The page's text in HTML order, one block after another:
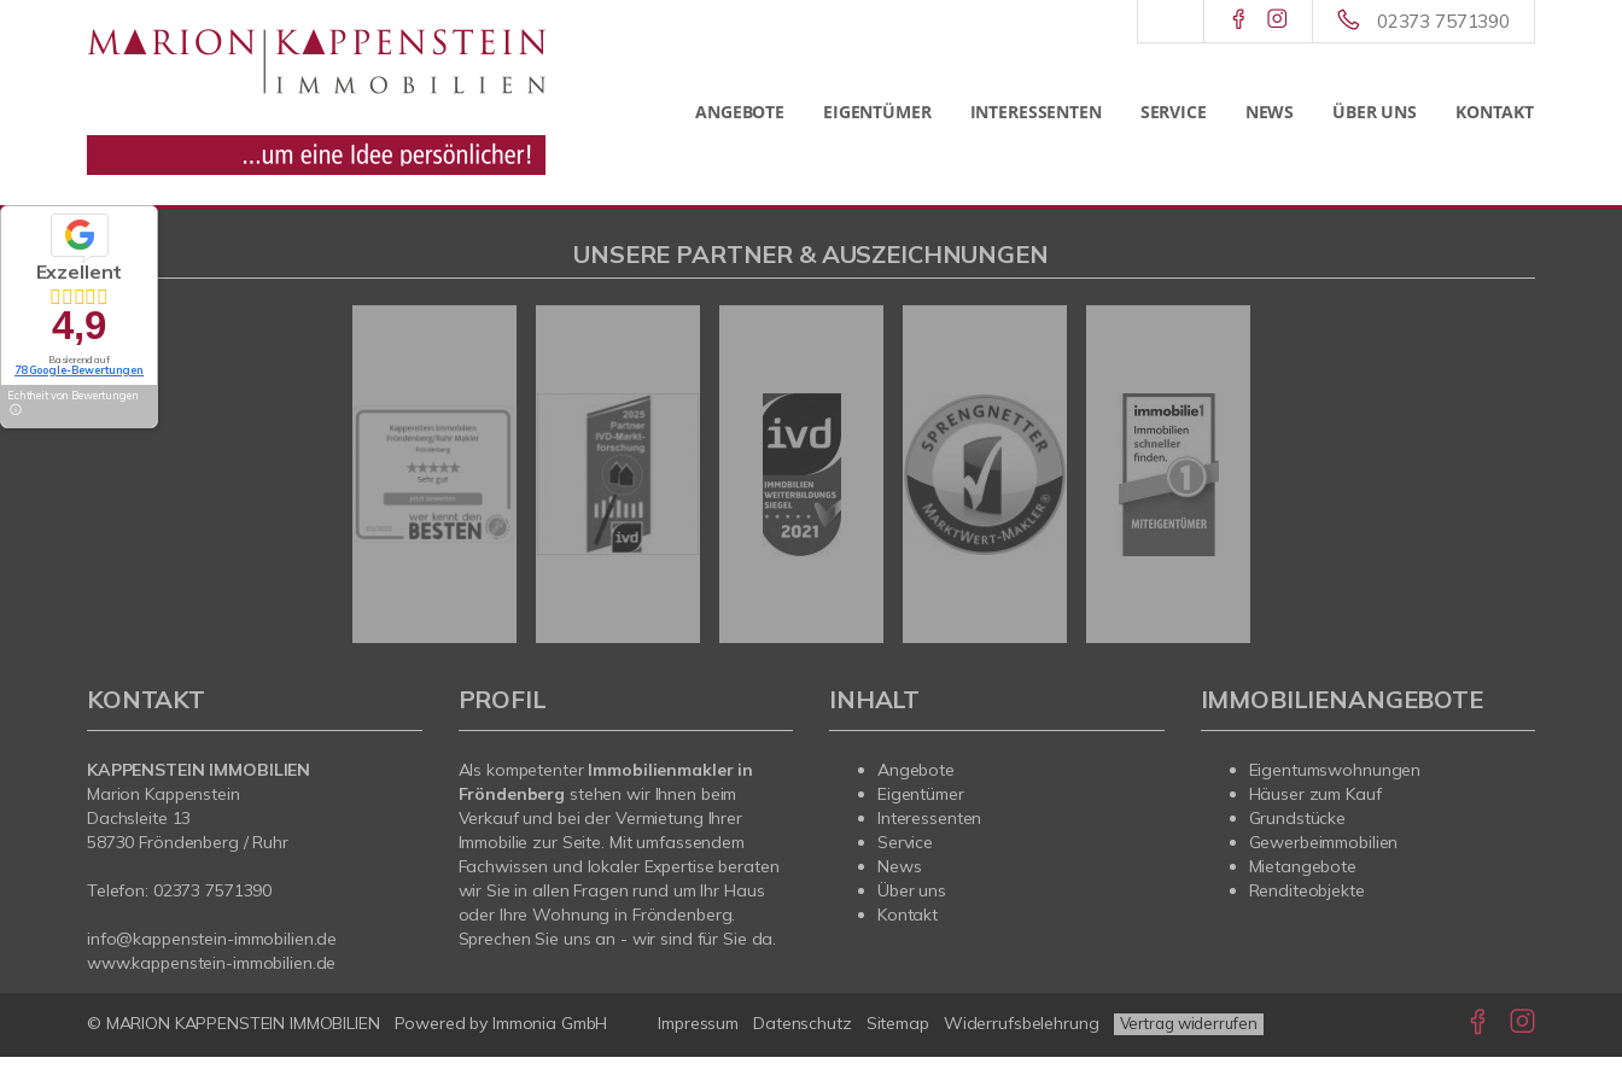
02373 7571390
ANGEBOTE EIGENTÜMER INTERESSENTEN SERVICE NEWS ÜBER UNS KONTAKT
Exzellent
4,9
Basierend auf
78 Google-Bewertungen
Echtheit von Bewertungen
UNSERE PARTNER & AUSZEICHNUNGEN
KONTAKT
KAPPENSTEIN IMMOBILIEN
Marion Kappenstein
Dachsleite 13
58730 Fröndenberg / Ruhr
Telefon: 02373 7571390
info@kappenstein-immobilien.de
www.kappenstein-immobilien.de
PROFIL
Als kompetenter Immobilienmakler in
Fröndenberg stehen wir Ihnen beim
Verkauf und bei der Vermietung Ihrer
Immobilie zur Seite. Mit umfassendem
Fachwissen und lokaler Expertise beraten
wir Sie in allen Fragen rund um Ihr Haus
oder Ihre Wohnung in Fröndenberg.
Sprechen Sie uns an - wir sind für Sie da.
INHALT
Angebote
Eigentümer
Interessenten
Service
News
Über uns
Kontakt
IMMOBILIENANGEBOTE
Eigentumswohnungen
Häuser zum Kauf
Grundstücke
Gewerbeimmobilien
Mietangebote
Renditeobjekte
© MARION KAPPENSTEIN IMMOBILIEN Powered by Immonia GmbH Impressum Datenschutz Sitemap Widerrufsbelehrung Vertrag widerrufen